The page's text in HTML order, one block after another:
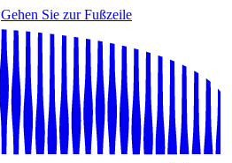
Gehen Sie zur Fußzeile